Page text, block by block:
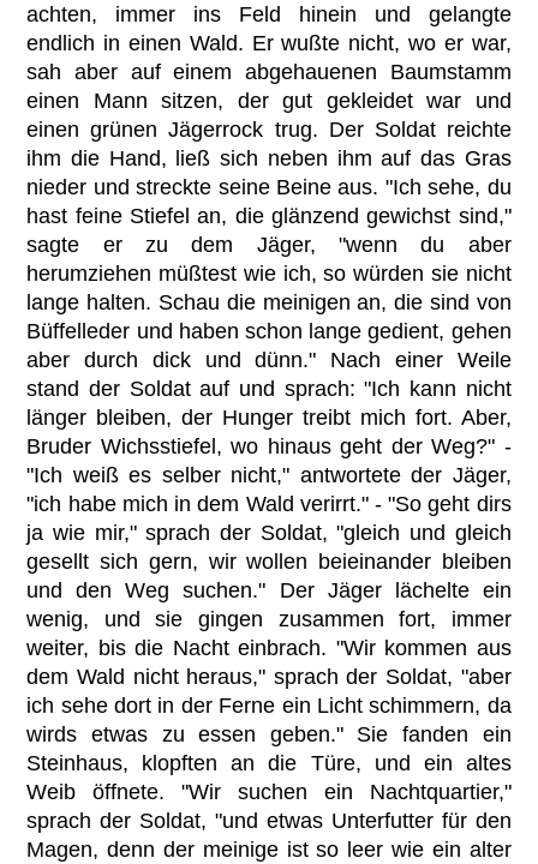
achten, immer ins Feld hinein und gelangte
endlich in einen Wald. Er wußte nicht, wo er war,
sah aber auf einem abgehauenen Baumstamm
einen Mann sitzen, der gut gekleidet war und
einen grünen Jägerrock trug. Der Soldat reichte
ihm die Hand, ließ sich neben ihm auf das Gras
nieder und streckte seine Beine aus. "Ich sehe, du
hast feine Stiefel an, die glänzend gewichst sind,"
sagte er zu dem Jäger, "wenn du aber
herumziehen müßtest wie ich, so würden sie nicht
lange halten. Schau die meinigen an, die sind von
Büffelleder und haben schon lange gedient, gehen
aber durch dick und dünn." Nach einer Weile
stand der Soldat auf und sprach: "Ich kann nicht
länger bleiben, der Hunger treibt mich fort. Aber,
Bruder Wichsstiefel, wo hinaus geht der Weg?" -
"Ich weiß es selber nicht," antwortete der Jäger,
"ich habe mich in dem Wald verirrt." - "So geht dirs
ja wie mir," sprach der Soldat, "gleich und gleich
gesellt sich gern, wir wollen beieinander bleiben
und den Weg suchen." Der Jäger lächelte ein
wenig, und sie gingen zusammen fort, immer
weiter, bis die Nacht einbrach. "Wir kommen aus
dem Wald nicht heraus," sprach der Soldat, "aber
ich sehe dort in der Ferne ein Licht schimmern, da
wirds etwas zu essen geben." Sie fanden ein
Steinhaus, klopften an die Türe, und ein altes
Weib öffnete. "Wir suchen ein Nachtquartier,"
sprach der Soldat, "und etwas Unterfutter für den
Magen, denn der meinige ist so leer wie ein alter